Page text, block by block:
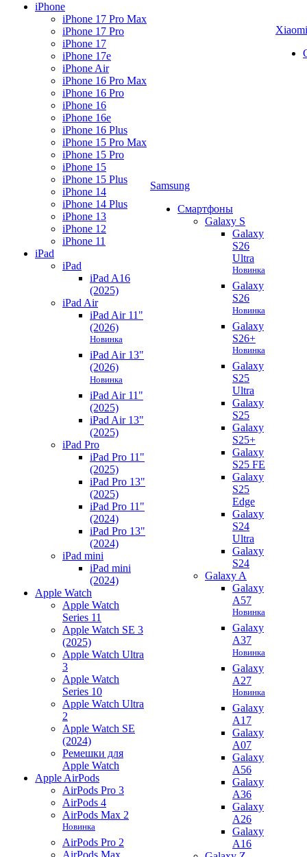
iPhone
iPhone 17 Pro Max
iPhone 17 Pro
iPhone 17
iPhone 17e
iPhone Air
iPhone 16 Pro Max
iPhone 16 Pro
iPhone 16
iPhone 16e
iPhone 16 Plus
iPhone 15 Pro Max
iPhone 15 Pro
iPhone 15
iPhone 15 Plus
iPhone 14
iPhone 14 Plus
iPhone 13
iPhone 12
iPhone 11
iPad
iPad
iPad A16
(2025)
iPad Air
iPad Air 11"
(2026)
Новинка
iPad Air 13"
(2026)
Новинка
iPad Air 11"
(2025)
iPad Air 13"
(2025)
iPad Pro
iPad Pro 11"
(2025)
iPad Pro 13"
(2025)
iPad Pro 11"
(2024)
iPad Pro 13"
(2024)
iPad mini
iPad mini
(2024)
Apple Watch
Apple Watch
Series 11
Apple Watch SE 3
(2025)
Apple Watch Ultra
3
Apple Watch
Series 10
Apple Watch Ultra
2
Apple Watch SE
(2024)
Ремешки для
Apple Watch
Apple AirPods
AirPods Pro 3
AirPods 4
AirPods Max 2
Новинка
AirPods Pro 2
AirPods Max
Samsung
Смартфоны
Galaxy S
Galaxy
S26
Ultra
Новинка
Galaxy
S26
Новинка
Galaxy
S26+
Новинка
Galaxy
S25
Ultra
Galaxy
S25
Galaxy
S25+
Galaxy
S25 FE
Galaxy
S25
Edge
Galaxy
S24
Ultra
Galaxy
S24
Galaxy A
Galaxy
A57
Новинка
Galaxy
A37
Новинка
Galaxy
A27
Новинка
Galaxy
A17
Galaxy
A07
Galaxy
A56
Galaxy
A36
Galaxy
A26
Galaxy
A16
Xiaomi